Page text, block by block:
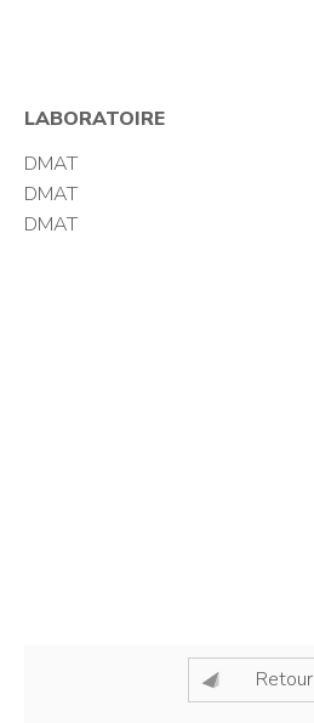
LABORATOIRE
DMAT
DMAT
DMAT
Retour